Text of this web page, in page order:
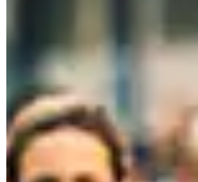
running traitent de sujets auxquels
un moment ou un autre dans leur
interviennent pour t'informer et former
Peu importe où tu résides, tu es invité
Running en ligne diffusées en direct !
sont également mis à disposition pour